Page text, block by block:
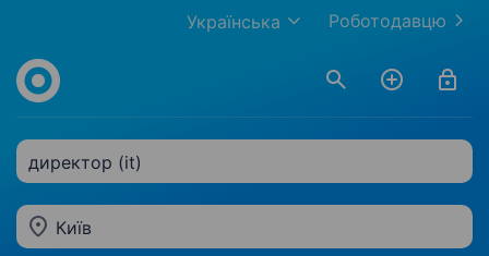
Роботодавцю
Українська
директор (it)
Київ